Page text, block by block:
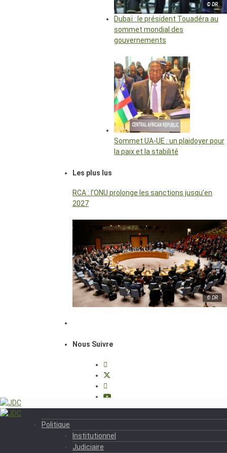
© DR
Dubaï : le président Touadéra au
sommet mondial des
gouvernements
Sommet UA-UE : un plaidoyer pour
la paix et la stabilité
Les plus lus
RCA : l’ONU prolonge les sanctions jusqu’en
2027
© DR
Nous Suivre
Politique
Institutionnel
Judiciaire